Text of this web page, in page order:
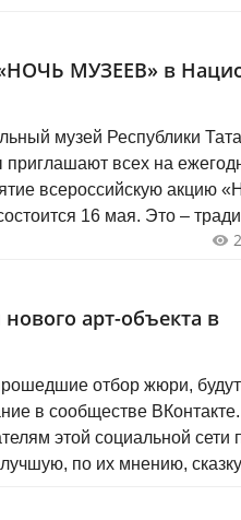
МУЗЕЕВ» в
музей Республики
всех на
всероссийскую акцию
16 мая. Это –
акция, посвященная
акцию «Ночь музеев»,
арт-объекта в
отбор жюри,
в сообществе
этой социальной сети
по их мнению,